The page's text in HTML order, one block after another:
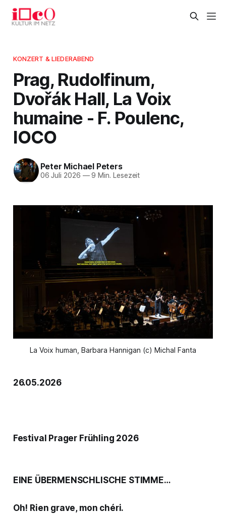
KONZERT & LIEDERABEND
Prag, Rudolfinum,
Dvořák Hall, La Voix
humaine - F. Poulenc,
IOCO
Peter Michael Peters
06 Juli 2026 —9 Min. Lesezeit
La Voix human, Barbara Hannigan (c) Michal Fanta
26.05.2026
Festival Prager Frühling 2026
EINE ÜBERMENSCHLISCHE STIMME…
Oh! Rien grave, mon chéri.